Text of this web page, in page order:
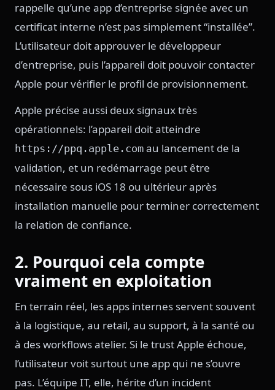
rappelle qu’une app d’entreprise signée avec un
certificat interne n’est pas simplement “installée”.
L’utilisateur doit approuver le développeur
d’entreprise, puis l’appareil doit pouvoir contacter
Apple pour vérifier le profil de provisionnement.
Apple précise aussi deux signaux très
opérationnels: l’appareil doit atteindre
https://ppq.apple.com au lancement de la
validation, et un redémarrage peut être
nécessaire sous iOS 18 ou ultérieur après
installation manuelle pour terminer correctement
la relation de confiance.
2. Pourquoi cela compte
vraiment en exploitation
En terrain réel, les apps internes servent souvent
à la logistique, au retail, au support, à la santé ou
à des workflows atelier. Si le trust Apple échoue,
l’utilisateur voit surtout une app qui ne s’ouvre
pas. L’équipe IT, elle, hérite d’un incident